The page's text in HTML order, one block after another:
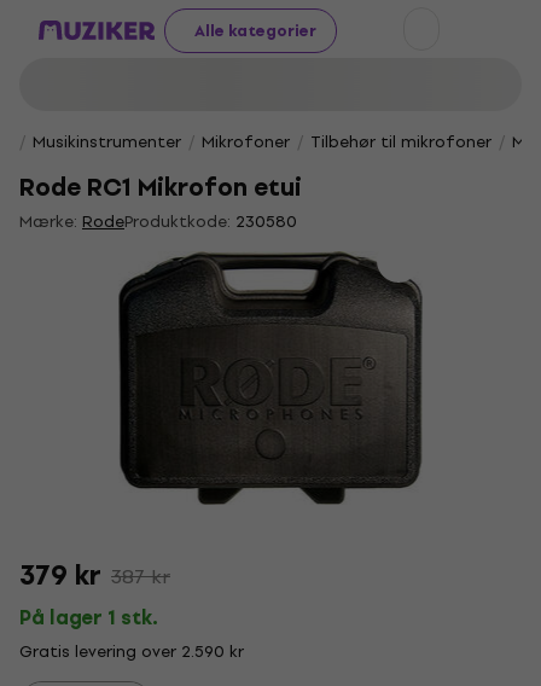
Alle kategorier
Musikinstrumenter Mikrofoner Tilbehør til mikrofoner
Rode RC1 Mikrofon etui
Mærke: RodeProduktkode: 230580
379 kr 387 kr
På lager 1 stk.
Gratis levering over 2.590 kr